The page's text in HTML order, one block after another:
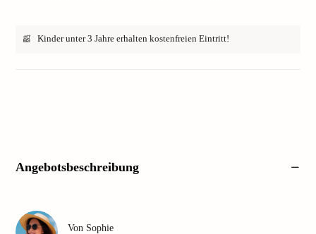
Kinder unter 3 Jahre erhalten kostenfreien Eintritt!
Angebotsbeschreibung
Von Sophie